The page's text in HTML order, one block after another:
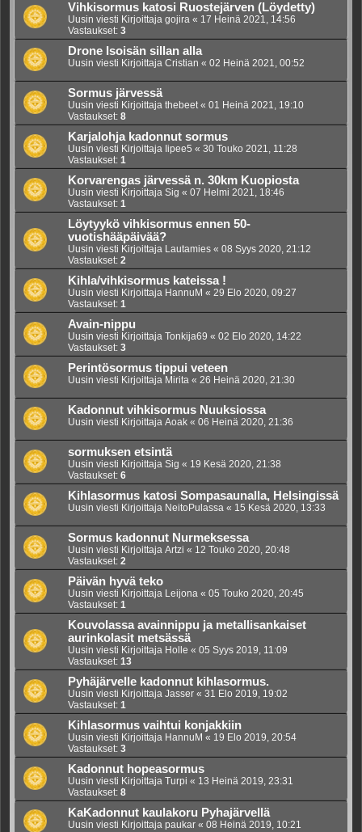
Vihkisormus katosi Ruostejärven (Löydetty)
Uusin viesti Kirjoittaja gojira « 17 Heinä 2021, 14:56
Vastaukset: 3
Drone Isoisän sillan alla
Uusin viesti Kirjoittaja Cristian « 02 Heinä 2021, 00:52
Sormus järvessä
Uusin viesti Kirjoittaja thebeet« 01 Heinä 2021, 19:10
Vastaukset: 8
Karjalohja kadonnut sormus
Uusin viesti Kirjoittaja Iipee5 « 30 Touko 2021, 11:28
Vastaukset: 1
Korvarengas järvessä n. 30km Kuopiosta
Uusin viesti Kirjoittaja Sig « 07 Helmi 2021, 18:46
Vastaukset: 1
Löytyykö vihkisormus ennen 50-
vuotishääpäivää?
Uusin viesti Kirjoittaja Lautamies « 08 Syys 2020, 21:12
Vastaukset: 2
Kihla/vihkisormus kateissa !
Uusin viesti Kirjoittaja HannuM « 29 Elo 2020, 09:27
Vastaukset: 1
Avain-nippu
Uusin viesti Kirjoittaja Tonkija69 « 02 Elo 2020, 14:22
Vastaukset: 3
Perintösormus tippui veteen
Uusin viesti Kirjoittaja Mirita « 26 Heinä 2020, 21:30
Kadonnut vihkisormus Nuuksiossa
Uusin viesti Kirjoittaja Aoak « 06 Heinä 2020, 21:36
sormuksen etsintä
Uusin viesti Kirjoittaja Sig « 19 Kesä 2020, 21:38
Vastaukset: 6
Kihlasormus katosi Sompasaunalla, Helsingissä
Uusin viesti Kirjoittaja NeitoPulassa « 15 Kesä 2020, 13:33
Sormus kadonnut Nurmeksessa
Uusin viesti Kirjoittaja Artzi « 12 Touko 2020, 20:48
Vastaukset: 2
Päivän hyvä teko
Uusin viesti Kirjoittaja Leijona « 05 Touko 2020, 20:45
Vastaukset: 1
Kouvolassa avainnippu ja metallisankaiset
aurinkolasit metsässä
Uusin viesti Kirjoittaja Holle « 05 Syys 2019, 11:09
Vastaukset: 13
Pyhäjärvelle kadonnut kihlasormus.
Uusin viesti Kirjoittaja Jasser « 31 Elo 2019, 19:02
Vastaukset: 1
Kihlasormus vaihtui konjakkiin
Uusin viesti Kirjoittaja HannuM « 19 Elo 2019, 20:54
Vastaukset: 3
Kadonnut hopeasormus
Uusin viesti Kirjoittaja Turpi « 13 Heinä 2019, 23:31
Vastaukset: 8
KaKadonnut kaulakoru Pyhajärvellä
Uusin viesti Kirjoittaja paukar « 08 Heinä 2019, 10:21